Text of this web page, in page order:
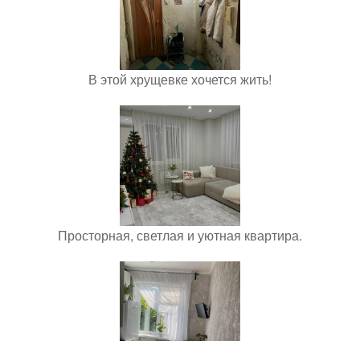
В этой хрущевке хочется жить!
Просторная, светлая и уютная квартира.